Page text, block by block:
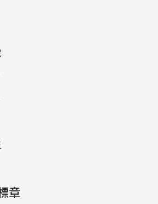
章